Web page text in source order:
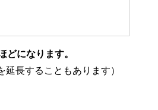
になります。
延長することもあります）